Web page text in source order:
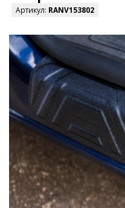
Артикул: RANV153802